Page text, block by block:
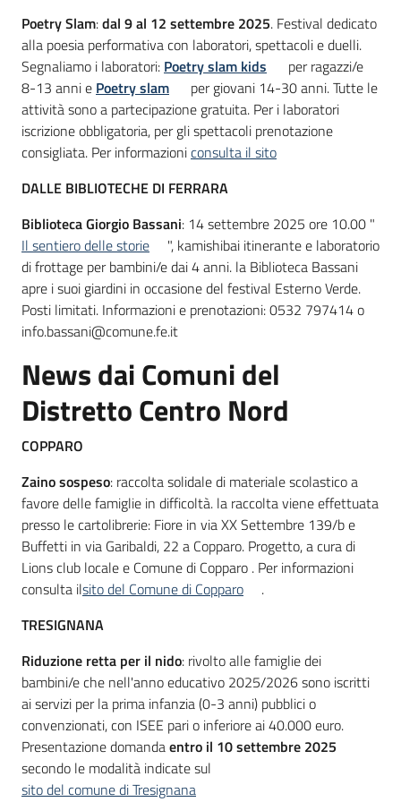
Poetry Slam:dal 9 al 12 settembre 2025. Festival dedicato
alla poesia performativa con laboratori, spettacoli e duelli.
Segnaliamo i laboratori: Poetry slam kids
per ragazzi/e
8-13 anni e Poetry slam
per giovani 14-30 anni. Tutte le
attività sono a partecipazione gratuita. Per i laboratori
iscrizione obbligatoria, per gli spettacoli prenotazione
consigliata. Per informazioniconsulta il sito
DALLE BIBLIOTECHE DI FERRARA
Biblioteca Giorgio Bassani: 14 settembre 2025 ore 10.00 "
Il sentiero delle storie
", kamishibai itinerante e laboratorio
di frottage per bambini/e dai 4 anni. la Biblioteca Bassani
apre i suoi giardini in occasione del festival Esterno Verde.
Posti limitati. Informazioni e prenotazioni: 0532 797414 o
info.bassani@comune.fe.it
News dai Comuni del
Distretto Centro Nord
COPPARO
Zaino sospeso: raccolta solidale di materiale scolastico a
favore delle famiglie in difficoltà. la raccolta viene effettuata
presso le cartolibrerie: Fiore in via XX Settembre 139/b e
Buffetti in via Garibaldi, 22 a Copparo. Progetto, a cura di
Lions club locale e Comune di Copparo . Per informazioni
consulta ilsito del Comune di Copparo
.
TRESIGNANA
Riduzione retta per il nido: rivolto alle famiglie dei
bambini/e che nell'anno educativo 2025/2026 sono iscritti
ai servizi per la prima infanzia (0-3 anni) pubblici o
convenzionati, con ISEE pari o inferiore ai 40.000 euro.
Presentazione domandaentro il 10 settembre 2025
secondo le modalità indicate sul
sito del comune di Tresignana